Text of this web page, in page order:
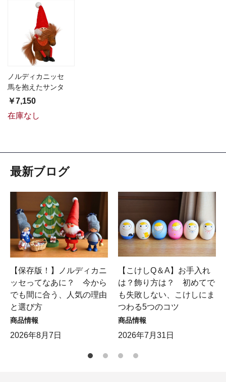
ノルディカニッセ
馬を抱えたサンタ
￥7,150
在庫なし
最新ブログ
【保存版！】ノルディカニ
ッセってなあに？ 今から
でも間に合う、人気の理由
と選び方
商品情報
2026年8月7日
【こけしQ＆A】お手入れ
は？飾り方は？ 初めてで
も失敗しない、こけしにま
つわる5つのコツ
商品情報
2026年7月31日